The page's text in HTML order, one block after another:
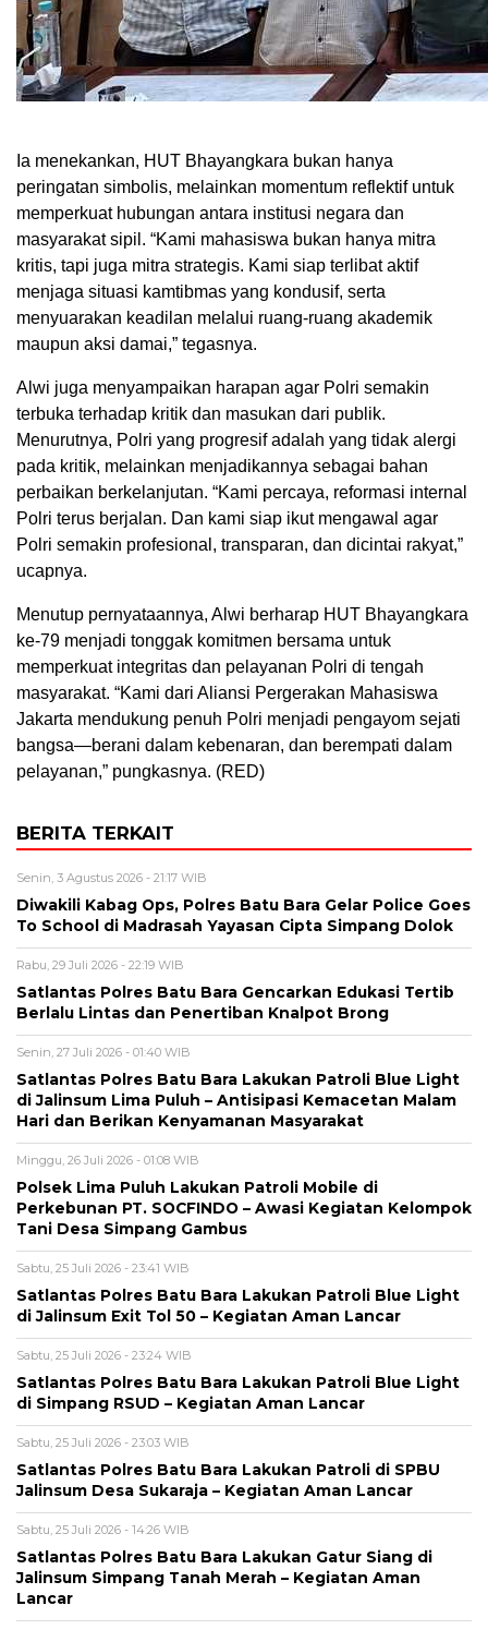
Ia menekankan, HUT Bhayangkara bukan hanya
peringatan simbolis, melainkan momentum reflektif untuk
memperkuat hubungan antara institusi negara dan
masyarakat sipil. “Kami mahasiswa bukan hanya mitra
kritis, tapi juga mitra strategis. Kami siap terlibat aktif
menjaga situasi kamtibmas yang kondusif, serta
menyuarakan keadilan melalui ruang-ruang akademik
maupun aksi damai,” tegasnya.
Alwi juga menyampaikan harapan agar Polri semakin
terbuka terhadap kritik dan masukan dari publik.
Menurutnya, Polri yang progresif adalah yang tidak alergi
pada kritik, melainkan menjadikannya sebagai bahan
perbaikan berkelanjutan. “Kami percaya, reformasi internal
Polri terus berjalan. Dan kami siap ikut mengawal agar
Polri semakin profesional, transparan, dan dicintai rakyat,”
ucapnya.
Menutup pernyataannya, Alwi berharap HUT Bhayangkara
ke-79 menjadi tonggak komitmen bersama untuk
memperkuat integritas dan pelayanan Polri di tengah
masyarakat. “Kami dari Aliansi Pergerakan Mahasiswa
Jakarta mendukung penuh Polri menjadi pengayom sejati
bangsa—berani dalam kebenaran, dan berempati dalam
pelayanan,” pungkasnya. (RED)
BERITA TERKAIT
Senin, 3 Agustus 2026 - 21:17 WIB
Diwakili Kabag Ops, Polres Batu Bara Gelar Police Goes
To School di Madrasah Yayasan Cipta Simpang Dolok
Rabu, 29 Juli 2026 - 22:19 WIB
Satlantas Polres Batu Bara Gencarkan Edukasi Tertib
Berlalu Lintas dan Penertiban Knalpot Brong
Senin, 27 Juli 2026 - 01:40 WIB
Satlantas Polres Batu Bara Lakukan Patroli Blue Light
di Jalinsum Lima Puluh – Antisipasi Kemacetan Malam
Hari dan Berikan Kenyamanan Masyarakat
Minggu, 26 Juli 2026 - 01:08 WIB
Polsek Lima Puluh Lakukan Patroli Mobile di
Perkebunan PT. SOCFINDO – Awasi Kegiatan Kelompok
Tani Desa Simpang Gambus
Sabtu, 25 Juli 2026 - 23:41 WIB
Satlantas Polres Batu Bara Lakukan Patroli Blue Light
di Jalinsum Exit Tol 50 – Kegiatan Aman Lancar
Sabtu, 25 Juli 2026 - 23:24 WIB
Satlantas Polres Batu Bara Lakukan Patroli Blue Light
di Simpang RSUD – Kegiatan Aman Lancar
Sabtu, 25 Juli 2026 - 23:03 WIB
Satlantas Polres Batu Bara Lakukan Patroli di SPBU
Jalinsum Desa Sukaraja – Kegiatan Aman Lancar
Sabtu, 25 Juli 2026 - 14:26 WIB
Satlantas Polres Batu Bara Lakukan Gatur Siang di
Jalinsum Simpang Tanah Merah – Kegiatan Aman
Lancar